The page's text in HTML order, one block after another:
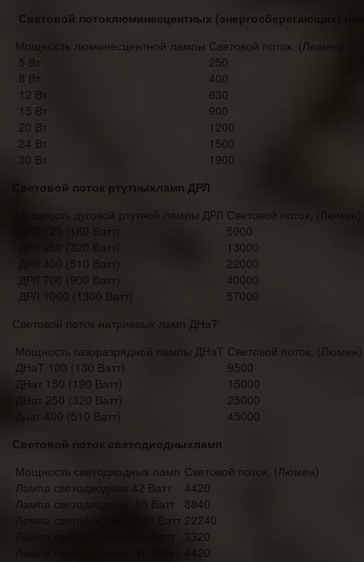
Световой потоклюминесцентных (энергосберегающих)
Мощность люминесцентной лампы Световой поток, (Люмен)
5 Вт
250
8 Вт
400
12 Вт
630
15 Вт
900
20 Вт
1200
24 Вт
1500
30 Вт
1900
Световой поток ртутныхламп ДРЛ
Мощность дуговой ртутной лампы ДРЛ Световой поток, (Люмен)
ДРЛ 125 (160 Ватт)
5900
ДРЛ 250 (320 Ватт)
13000
ДРЛ 400 (510 Ватт)
22000
ДРЛ 700 (900 Ватт)
40000
ДРЛ 1000 (1300 Ватт)
57000
Световой поток натриевых ламп ДНаТ
Мощность газоразрядной лампы ДНаТ Световой поток, (Люмен)
ДНаТ 100 (130 Ватт)
9500
ДНат 150 (190 Ватт)
15000
ДНат 250 (320 Ватт)
25000
Днат 400 (510 Ватт)
45000
Световой поток светодиодныхламп
Мощность светодиодных ламп Световой поток, (Люмен)
Лампа светодиодная 42 Ватт
4420
Лампа светодиодная 85 Ватт
8840
Лампа светодиодная 220 Ватт 22240
3320
4420